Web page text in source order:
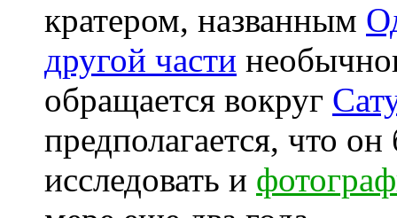
кратером, названным
другой части
обращается вокруг
предполагается, что
исследовать и